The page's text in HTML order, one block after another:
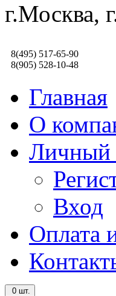
г.Москва,
8(495) 517-65-90
8(905) 528-10-48
Главная
О
Личный
Вход
Оплата
0 шт.